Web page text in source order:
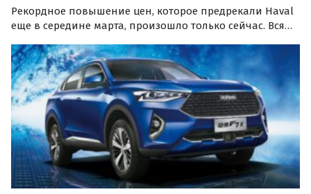
Рекордное повышение цен, которое предрекали Haval
еще в середине марта, произошло только сейчас. Вся
подорожала на 830 тысяч – 1 млн 750 тысяч рублей или
35 – 60%.